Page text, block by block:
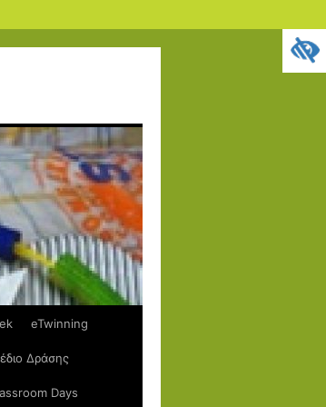
eTwinning
Δράσης
Days